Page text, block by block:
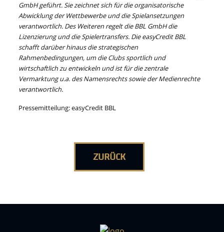
GmbH geführt. Sie zeichnet sich für die organisatorische
Abwicklung der Wettbewerbe und die Spielansetzungen
verantwortlich. Des Weiteren regelt die BBL GmbH die
Lizenzierung und die Spielertransfers. Die easyCredit BBL
schafft darüber hinaus die strategischen
Rahmenbedingungen, um die Clubs sportlich und
wirtschaftlich zu entwickeln und ist für die zentrale
Vermarktung u.a. des Namensrechts sowie der Medienrechte
verantwortlich.
Pressemitteilung: easyCredit BBL
ZURÜCK